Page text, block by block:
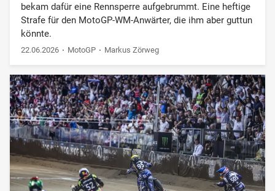
bekam dafür eine Rennsperre aufgebrummt. Eine heftige
Strafe für den MotoGP-WM-Anwärter, die ihm aber guttun
könnte.
22.06.2026 MotoGP Markus Zörweg